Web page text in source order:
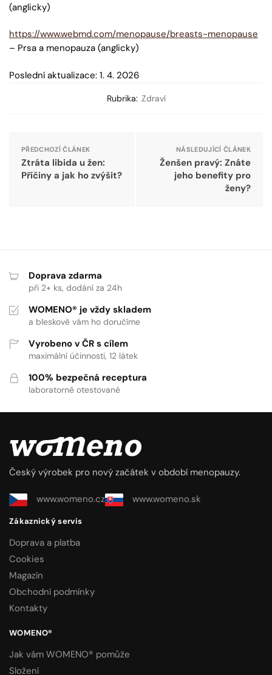
(anglicky)
https://www.webmd.com/menopause/breasts-menopause
– Prsa a menopauza (anglicky)
Poslední aktualizace: 1. 4. 2026
Rubrika: Zdraví
PŘEDCHOZÍ ČLÁNEK
Ztráta libida u žen:
Příčiny a jak ho zvýšit?
NÁSLEDUJÍCÍ ČLÁNEK
Ženšen pravý: Znáte
jeho benefity pro
ženy?
Doprava zdarma
při 2+ ks, dodání za 24h
WOMENO® je vždy skladem
a bleskově vám ho doručíme
Vyrobeno v ČR s cílem
maximální účinnosti, 12 látek
100% bezpečná receptura
laboratorně otestované
Český výrobek pro nový začátek v období menopauzy.
www.womeno.cz www.womeno.sk
Zákaznický servis
Doprava a platba
Cookies
Magazín
Obchodní podmínky
Kontakty
WOMENO®
Jak vám WOMENO® pomůže
Složení